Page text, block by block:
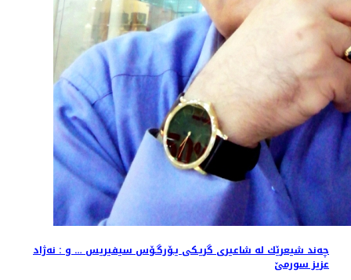
چه‌ند شیعرێك له‌ شاعیری گریـكی یـۆرگـۆس سیفیریس … و : نه‌ژاد
عزیز سورمێ